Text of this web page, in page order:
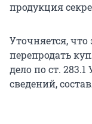
продукция
Уточняется,
перепродать
дело по ст.
сведений,